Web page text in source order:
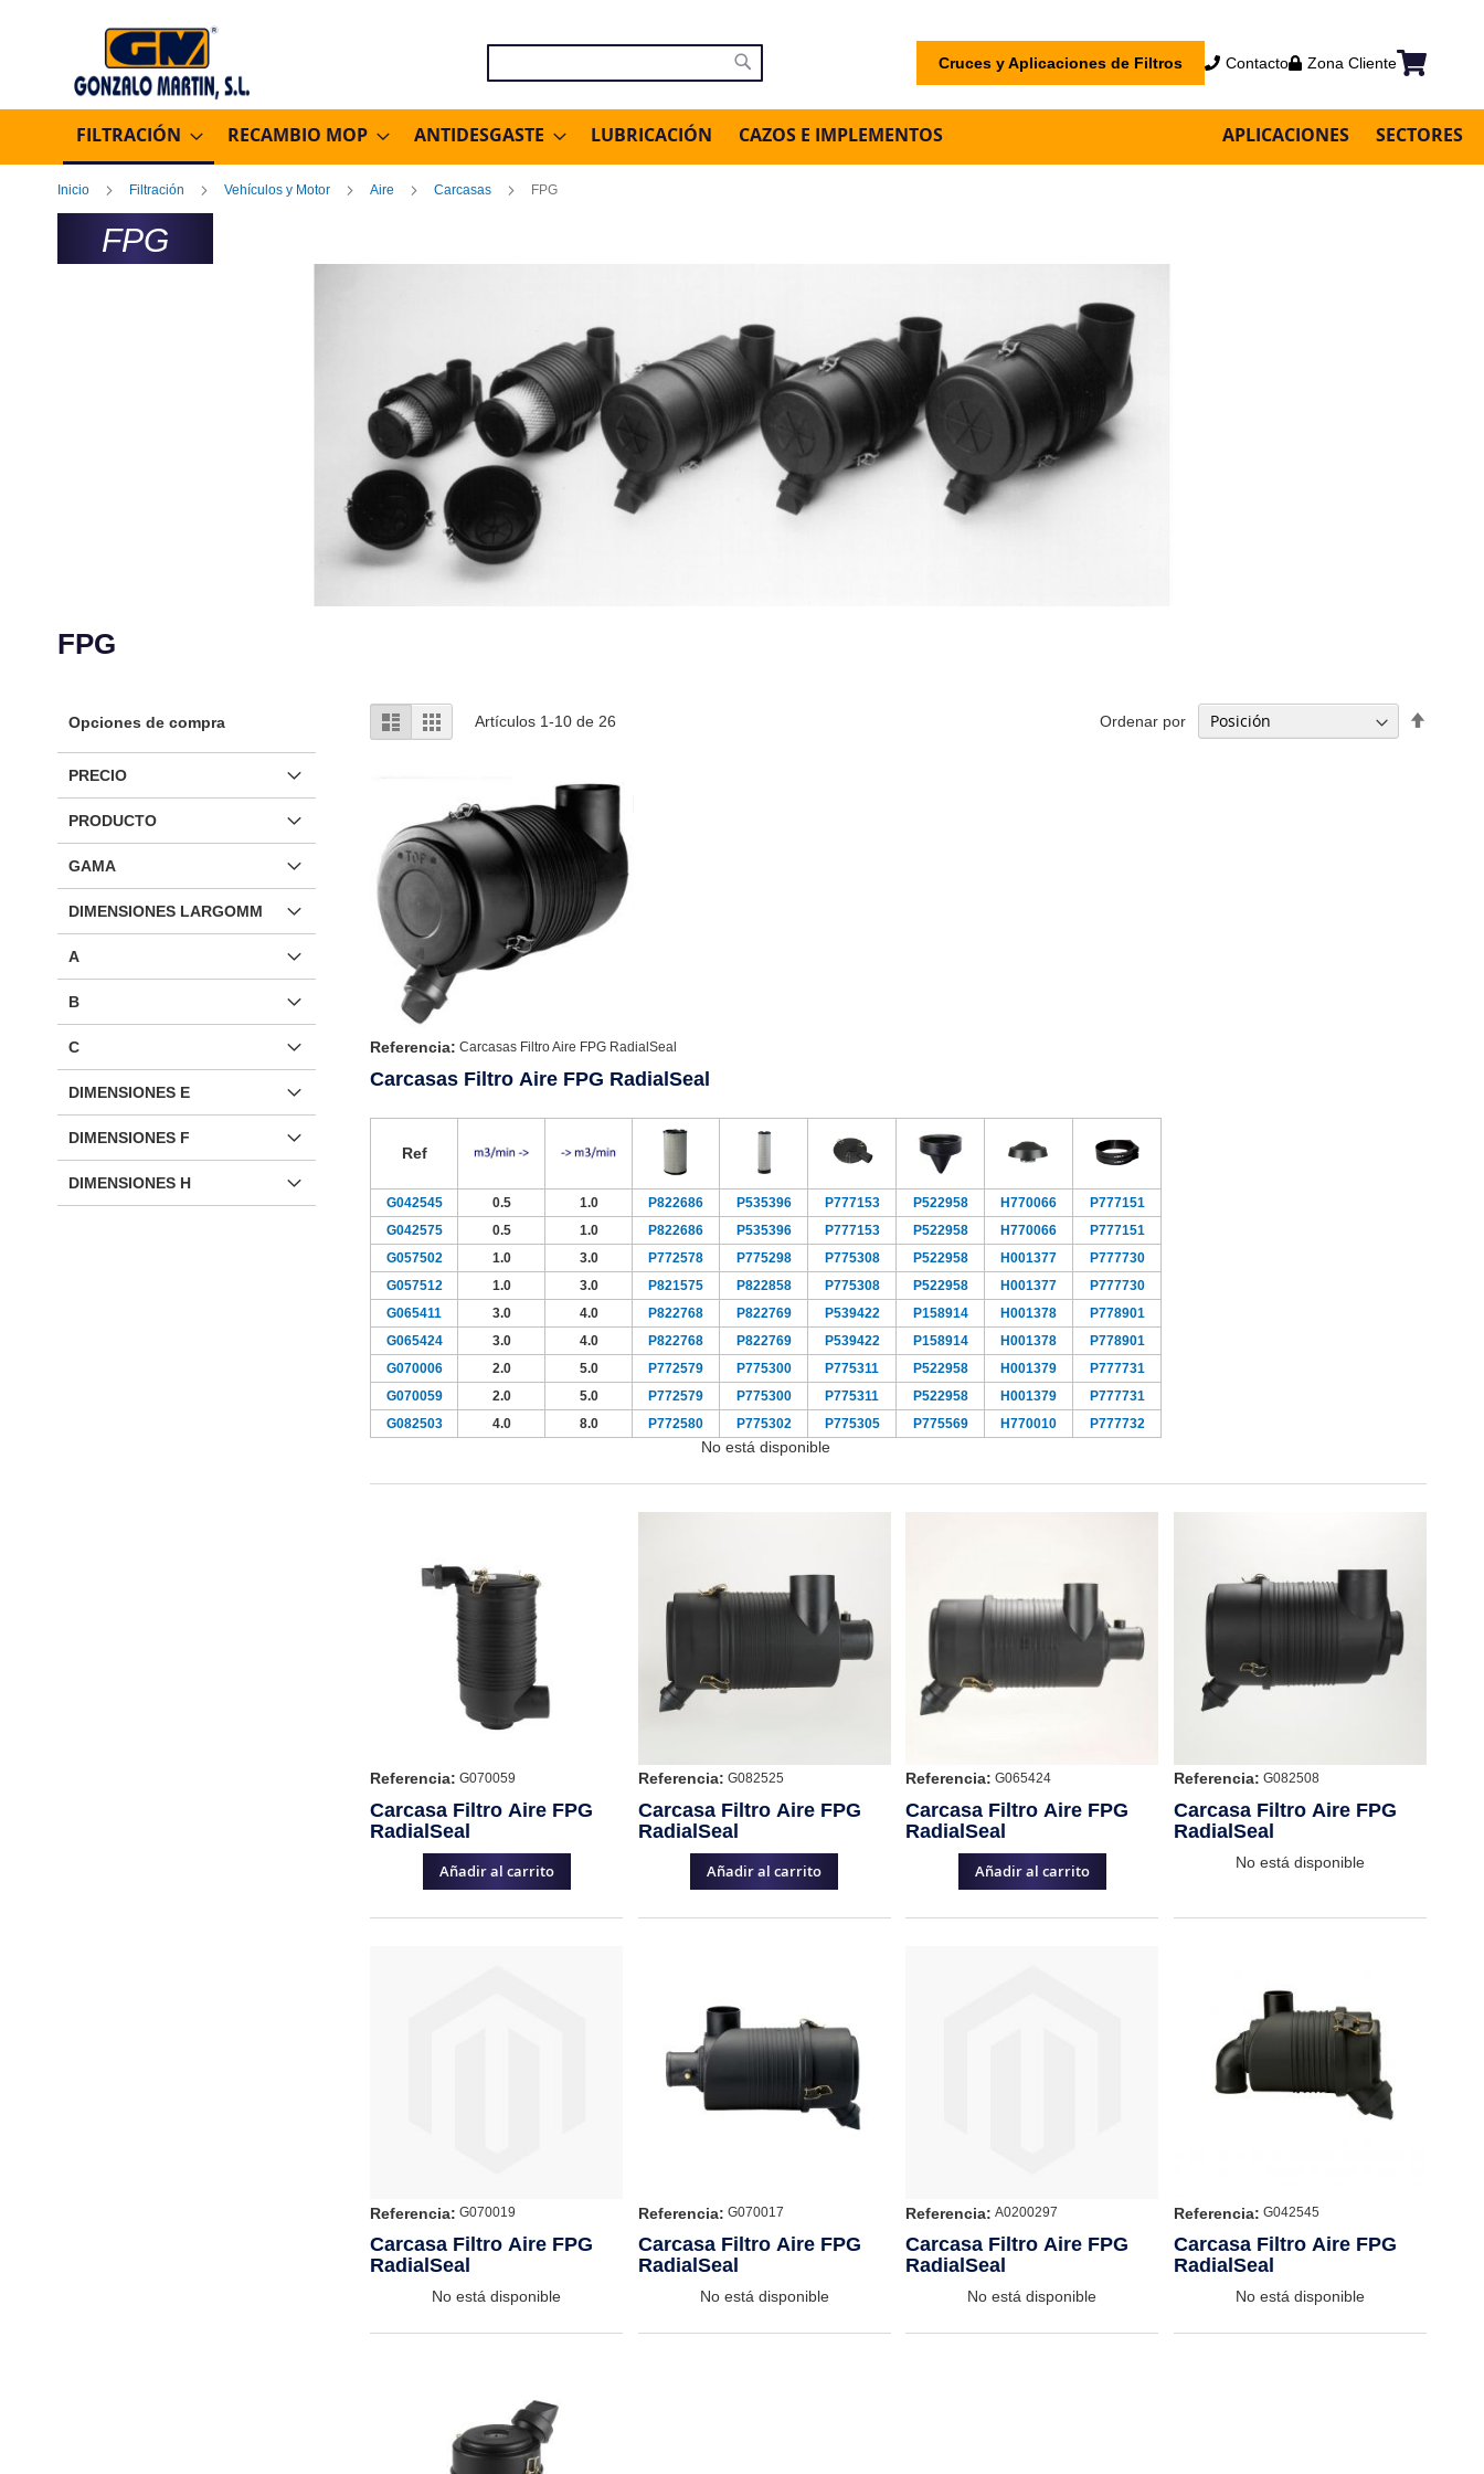
Cruces y Aplicaciones de Filtros Contacto Zona Cliente
Mi cesta
Buscar
FILTRACIÓN RECAMBIO MOP ANTIDESGASTE LUBRICACIÓN CAZOS E IMPLEMENTOS SECTORES
APLICACIONES
Inicio Filtración Vehículos y Motor Aire Carcasas FPG
FPG
FPG
Ver
como
Lista ParrillaArtículos 1-10 de26 Ordenar por
Referencia: Carcasas Filtro Aire FPG RadialSeal
Carcasas Filtro Aire FPG RadialSeal
Ref
G042545 0.5 1.0 P822686 P535396 P777153 P522958 H770066
P777151
G042575
0.5 1.0 P822686 P535396 P777153 P522958 H770066
P777151
G057502
1.0 3.0 P772578 P775298 P775308 P522958 H001377
P777730
G057512
1.0 3.0 P821575 P822858 P775308 P522958 H001377
P777730
G065411
3.0 4.0 P822768 P822769 P539422 P158914 H001378
P778901
G065424
3.0 4.0 P822768 P822769 P539422 P158914 H001378
P778901
G070006
2.0 5.0 P772579 P775300 P775311 P522958 H001379
P777731
G070059
2.0 5.0 P772579 P775300 P775311 P522958 H001379
P777731
G082503
4.0 8.0 P772580 P775302 P775305 P775569 H770010 P777732
No está disponible
Referencia: G070059
Carcasa Filtro Aire FPG
RadialSeal
Añadir al carrito
Referencia: G082525
Carcasa Filtro Aire FPG
RadialSeal
Añadir al carrito
Referencia: G065424
Carcasa Filtro Aire FPG
RadialSeal
Añadir al carrito
Referencia: G082508
Carcasa Filtro Aire FPG
RadialSeal
No está disponible
Referencia: G070019
Carcasa Filtro Aire FPG
RadialSeal
No está disponible
Referencia: G070017
Carcasa Filtro Aire FPG
RadialSeal
No está disponible
Referencia: A0200297
Carcasa Filtro Aire FPG
RadialSeal
No está disponible
Referencia: G042545
Carcasa Filtro Aire FPG
RadialSeal
No está disponible
Opciones de compra
PRECIO
PRODUCTO
GAMA
DIMENSIONES LARGOMM
A
B
C
DIMENSIONES E
DIMENSIONES F
DIMENSIONES H